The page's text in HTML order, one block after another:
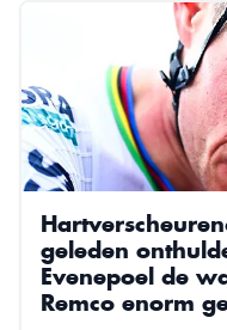
geleden
Evenepoel de
Remco enorm